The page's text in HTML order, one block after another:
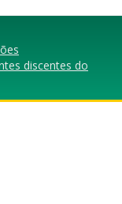
discentes do